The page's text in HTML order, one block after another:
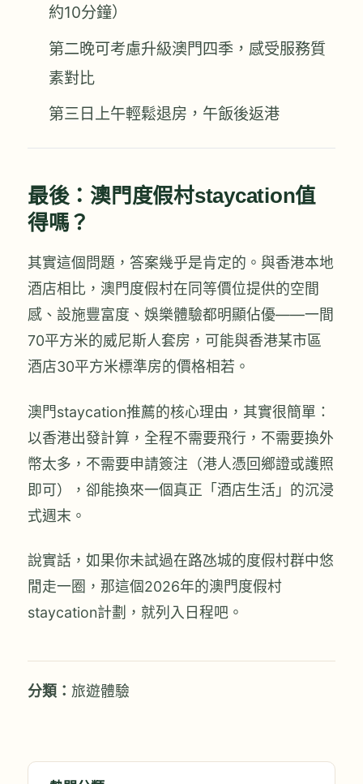
約10分鐘）
第二晚可考慮升級澳門四季，感受服務質
素對比
第三日上午輕鬆退房，午飯後返港
最後：澳門度假村staycation值
得嗎？
其實這個問題，答案幾乎是肯定的。與香港本地
酒店相比，澳門度假村在同等價位提供的空間
感、設施豐富度、娛樂體驗都明顯佔優——一間
70平方米的威尼斯人套房，可能與香港某市區
酒店30平方米標準房的價格相若。
澳門staycation推薦的核心理由，其實很簡單：
以香港出發計算，全程不需要飛行，不需要換外
幣太多，不需要申請簽注（港人憑回鄉證或護照
即可），卻能換來一個真正「酒店生活」的沉浸
式週末。
說實話，如果你未試過在路氹城的度假村群中悠
閒走一圈，那這個2026年的澳門度假村
staycation計劃，就列入日程吧。
分類： 旅遊體驗